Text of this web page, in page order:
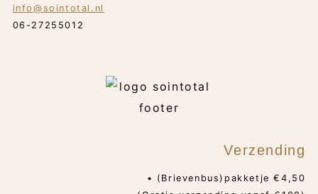
info@sointotal.nl
06-27255012
Verzending
• (Brievenbus)pakketje €4,50